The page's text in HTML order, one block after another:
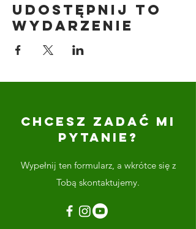
Udostępnij to
wydarzenie
CHCESZ ZADAĆ MI
PYTANIE?
Wypełnij ten formularz, a wkrótce się z
Tobą skontaktujemy.